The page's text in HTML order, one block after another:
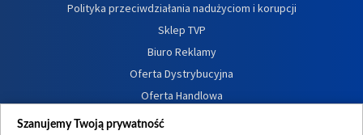
Polityka przeciwdziałania nadużyciom i korupcji
Sklep TVP
Biuro Reklamy
Oferta Dystrybucyjna
Oferta Handlowa
Dostępność
Szanujemy Twoją prywatność